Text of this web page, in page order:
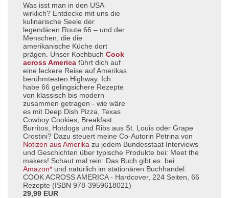
Was isst man in den USA
wirklich? Entdecke mit uns die
kulinarische Seele der
legendären Route 66 – und der
Menschen, die die
amerikanische Küche dort
prägen. Unser Kochbuch Cook
across America führt dich auf
eine leckere Reise auf Amerikas
berühmtesten Highway. Ich
habe 66 gelingsichere Rezepte
von klassisch bis modern
zusammen getragen - wie wäre
es mit Deep Dish Pizza, Texas
Cowboy Cookies, Breakfast
Burritos, Hotdogs und Ribs aus St. Louis oder Grape
Crostini? Dazu steuert meine Co-Autorin Petrina von
Notizen aus Amerika zu jedem Bundesstaat Interviews
und Geschichten über typische Produkte bei: Meet the
makers! Schaut mal rein: Das Buch gibt es bei
Amazon* und natürlich im stationären Buchhandel.
COOK ACROSS AMERICA - Hardcover, 224 Seiten, 66
Rezepte (ISBN 978-3959618021)
29,99 EUR